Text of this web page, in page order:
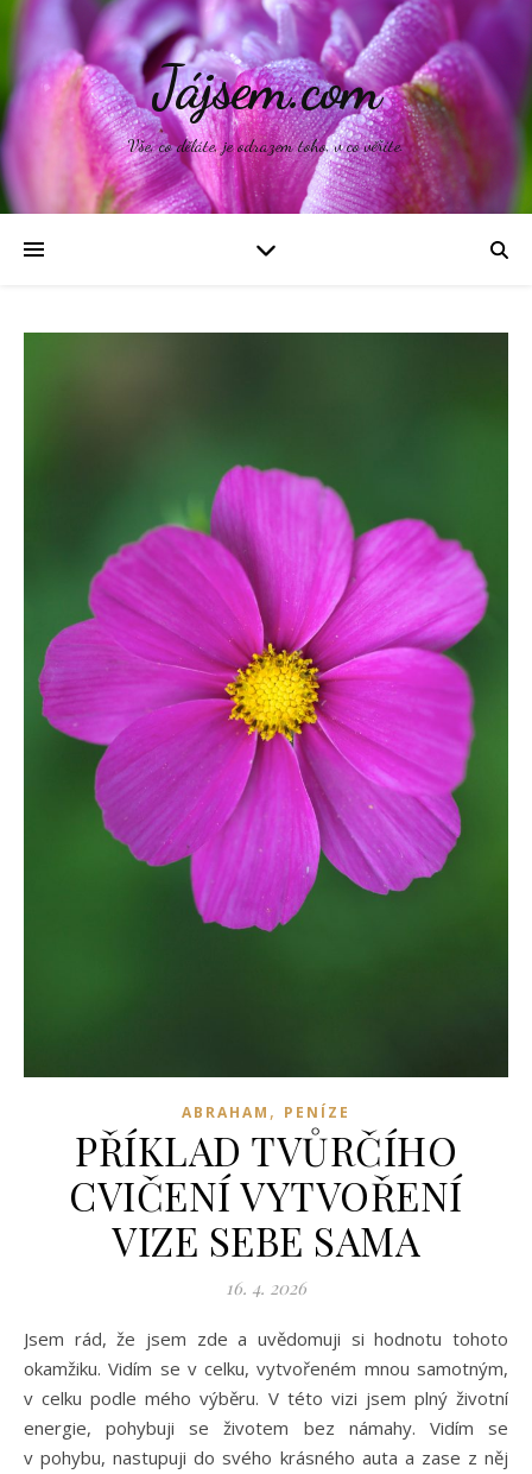
Jájsem.com
Vše, co děláte, je odrazem toho, v co věříte.
ABRAHAM , PENÍZE
PŘÍKLAD TVŮRČÍHO
CVIČENÍ VYTVOŘENÍ
VIZE SEBE SAMA
16. 4. 2026
Jsem rád, že jsem zde a uvědomuji si hodnotu tohoto
okamžiku. Vidím se v celku, vytvořeném mnou samotným,
v celku podle mého výběru. V této vizi jsem plný životní
energie, pohybuji se životem bez námahy. Vidím se
v pohybu, nastupuji do svého krásného auta a zase z něj